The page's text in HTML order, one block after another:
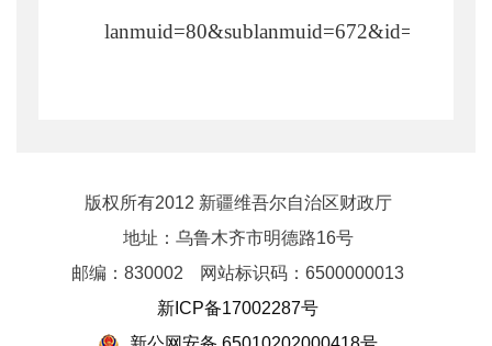
lanmuid=80&sublanmuid=672&id=2397
版权所有2012 新疆维吾尔自治区财政厅
地址：乌鲁木齐市明德路16号
邮编：830002
网站标识码：6500000013
新ICP备17002287号